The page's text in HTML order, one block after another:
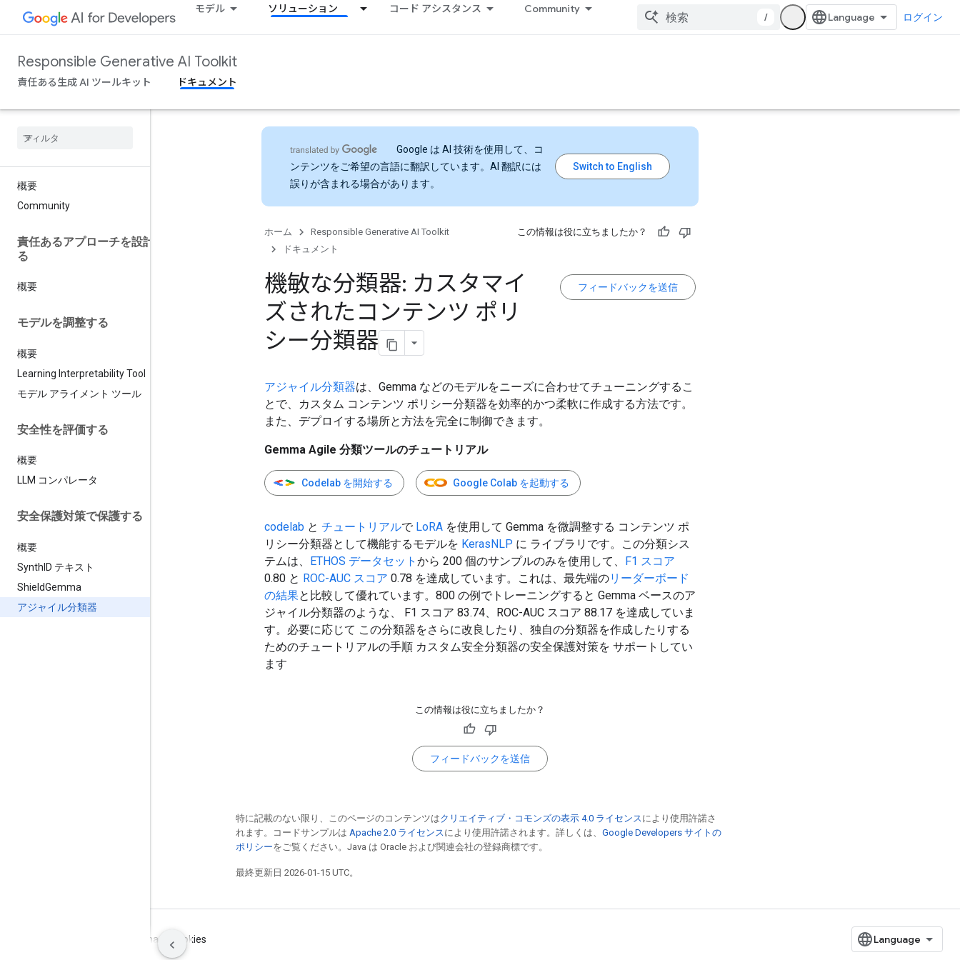
モデル ソリューション コード アシスタンス Community
/ ログイン
Responsible Generative AI Toolkit
責任ある生成 AI ツールキット ドキュメント
概要
Community
責任あるアプローチを設計す
る
概要
モデルを調整する
概要
Learning Interpretability Tool
モデル アライメント ツール
安全性を評価する
概要
LLM コンパレータ
安全保護対策で保護する
概要
SynthID テキスト
ShieldGemma
アジャイル分類器
Google は AI 技術を使用して、コ
ンテンツをご希望の言語に翻訳しています。AI 翻訳には
誤りが含まれる場合があります。
ホーム
Responsible Generative AI Toolkit
ドキュメント
この情報は役に立ちましたか？
フィードバックを送信
機敏な分類器: カスタマイ
ズされたコンテンツ ポリ
シー分類器
アジャイル分類器は、Gemma などのモデルをニーズに合わせてチューニングするこ
とで、カスタム コンテンツ ポリシー分類器を効率的かつ柔軟に作成する方法です。
また、デプロイする場所と方法を完全に制御できます。
Gemma Agile 分類ツールのチュートリアル
Codelab を開始する Google Colab を起動する
codelab と チュートリアルで LoRA を使用して Gemma を微調整する コンテンツ ポ
リシー分類器として機能するモデルを KerasNLP に ライブラリです。この分類シス
テムは、 ETHOS データセット から 200 個のサンプルのみを使用して、 F1 スコア
0.80 と ROC-AUC スコア 0.78 を達成しています。これは、最先端のリーダーボード
の結果と比較して優れています。800 の例でトレーニングすると Gemma ベースのア
ジャイル分類器のような、 F1 スコア 83.74、ROC-AUC スコア 88.17 を達成していま
す。必要に応じて この分類器をさらに改良したり、独自の分類器を作成したりする
ためのチュートリアルの手順 カスタム安全分類器の安全保護対策を サポートしてい
ます
この情報は役に立ちましたか？
フィードバックを送信
特に記載のない限り、このページのコンテンツはクリエイティブ・コモンズの表示 4.0 ライセンス により使用許諾さ
れます。コードサンプルは Apache 2.0 ライセンス により使用許諾されます。詳しくは、 Google Developers サイトの
ポリシーをご覧ください。Java は Oracle および関連会社の登録商標です。
最終更新日 2026-01-15 UTC。
Manage cookies